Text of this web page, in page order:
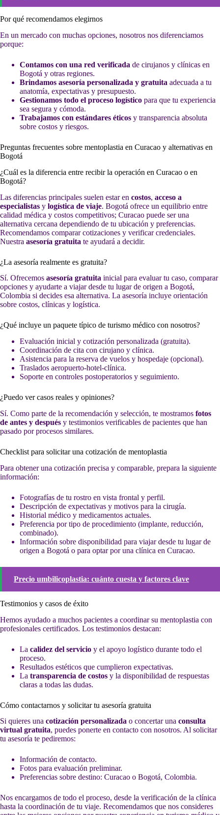
Por qué recomendamos elegirnos
En un mercado con muchas opciones, nosotros nos diferenciamos
porque:
Contamos con una red verificada de cirujanos y clínicas en
Bogotá y otras regiones.
Brindamos asesoría personalizada y gratuita adecuada a tu
anatomía, expectativas y presupuesto.
Gestionamos todo el proceso logístico para que tu experiencia
sea segura y cómoda.
Trabajamos con estándares éticos y transparencia absoluta
sobre costos y riesgos.
Preguntas frecuentes sobre mentoplastia en Curacao y alternativas en
Bogotá
¿Cuál es la diferencia entre recibir la operación en Curacao o en
Bogotá?
Las diferencias principales suelen estar en costos, acceso a
especialistas y logística de viaje. Bogotá ofrece un equilibrio entre
calidad médica y costos competitivos; Curacao puede ser una
alternativa cercana dependiendo de tu ubicación y preferencias.
Recomendamos comparar cotizaciones y verificar credenciales.
Nuestra asesoría gratuita te ayudará a decidir.
¿La asesoría realmente es gratuita?
Sí. Ofrecemos asesoría gratuita inicial para evaluar tu caso, comparar
opciones y ayudarte a viajar desde tu lugar de origen a Bogotá,
Colombia si decides esa alternativa. La asesoría incluye orientación
sobre costos, clínicas y logística.
¿Qué incluye un paquete típico de turismo médico con nosotros?
Evaluación inicial y cotización personalizada (gratuita).
Coordinación de cita con cirujano y clínica.
Asistencia para la reserva de vuelos y hospedaje (opcional).
Traslados aeropuerto-hotel-clínica.
Soporte en controles postoperatorios y seguimiento.
¿Puedo ver casos reales y opiniones?
Sí. Como parte de la recomendación y selección, te mostramos fotos
de antes y después y testimonios verificables de pacientes que han
pasado por procesos similares.
Checklist para solicitar una cotización de mentoplastia
Para obtener una cotización precisa y comparable, prepara la siguiente
información:
Fotografías de tu rostro en vista frontal y perfil.
Descripción de expectativas y motivos para la cirugía.
Historial médico y medicamentos actuales.
Preferencia por tipo de procedimiento (implante, reducción,
combinado).
Información sobre disponibilidad para viajar desde tu lugar de
origen a Bogotá o para optar por una clínica en Curacao.
Precio umbilicoplastia: cuánto cuesta y factores clave
Testimonios y casos de éxito
Hemos ayudado a muchos pacientes a coordinar su mentoplastia con
profesionales certificados. Los testimonios destacan:
La calidez del servicio y el apoyo logístico durante todo el
proceso.
Resultados estéticos que cumplieron expectativas.
La transparencia de costos y la disponibilidad de respuestas
claras a todas las dudas.
Cómo contactarnos y solicitar tu asesoría gratuita
Si quieres una cotización personalizada o concertar una consulta
virtual gratuita, puedes ponerte en contacto con nosotros. Al solicitar
tu asesoría te pediremos:
Información de contacto.
Fotos para evaluación preliminar.
Preferencias sobre destino: Curacao o Bogotá, Colombia.
Nos encargamos de todo el proceso, desde la verificación de la clínica
hasta la coordinación de tu viaje. Recomendamos que nos consideres